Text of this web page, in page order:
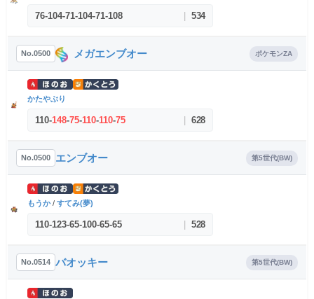
76-104-71-104-71-108 534
No.0500 メガエンブオー ポケモンZA
かたやぶり
110-148-75-110-110-75 628
No.0500 エンブオー 第5世代(BW)
もうか/ すてみ(夢)
110-123-65-100-65-65 528
No.0514 バオッキー 第5世代(BW)